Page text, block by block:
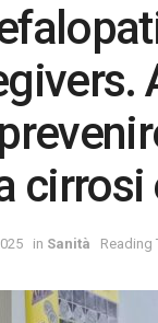
cirrosi
in Sanità Reading